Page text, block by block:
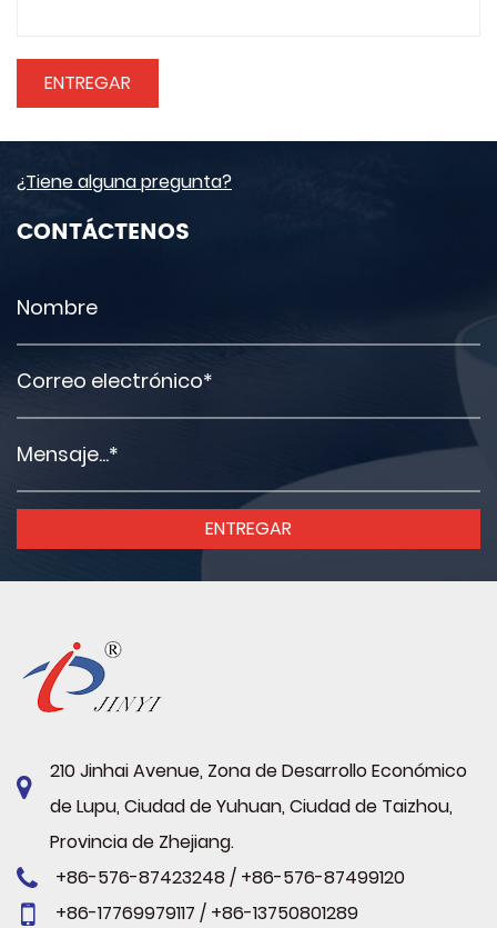
¿Tiene alguna pregunta?
CONTÁCTENOS
210 Jinhai Avenue, Zona de Desarrollo Económico
de Lupu, Ciudad de Yuhuan, Ciudad de Taizhou,
Provincia de Zhejiang.
+86-576-87423248 / +86-576-87499120
+86-17769979117 / +86-13750801289